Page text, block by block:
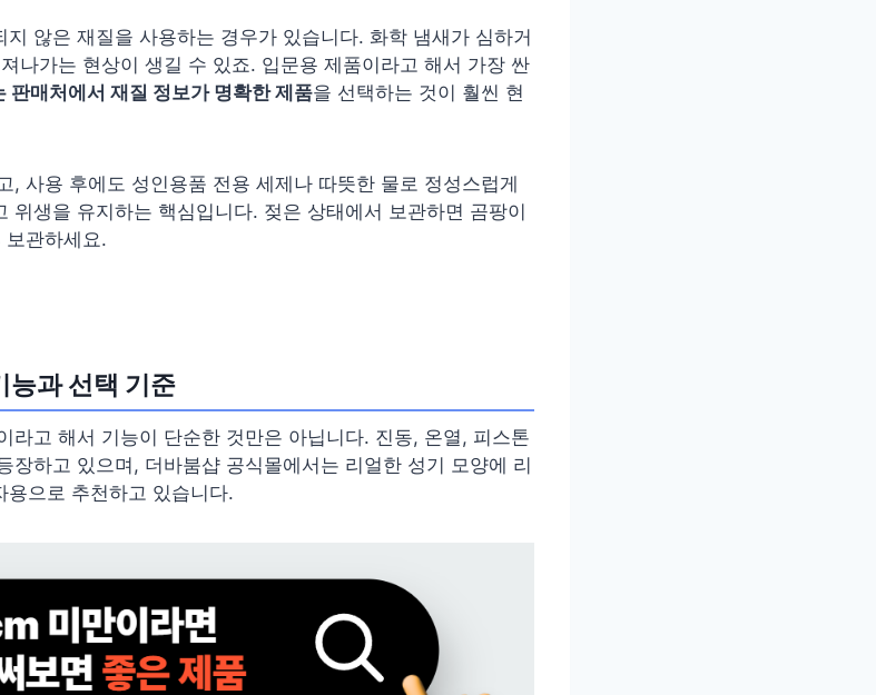
않은 재질을 사용하는 경우가 있습니다. 화학 냄새가 심하거
나가는 현상이 생길 수 있죠. 입문용 제품이라고 해서 가장 싼
판매처에서 재질 정보가 명확한 제품을 선택하는 것이 훨씬 현
, 사용 후에도 성인용품 전용 세제나 따뜻한 물로 정성스럽게
위생을 유지하는 핵심입니다. 젖은 상태에서 보관하면 곰팡이
관하세요.
능과 선택 기준
라고 해서 기능이 단순한 것만은 아닙니다. 진동, 온열, 피스톤
장하고 있으며, 더바붐샵 공식몰에서는 리얼한 성기 모양에 리
으로 추천하고 있습니다.